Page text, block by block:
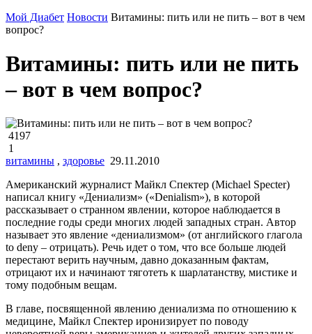
Мой Диабет Новости Витамины: пить или не пить – вот в чем
вопрос?
Витамины: пить или не пить
– вот в чем вопрос?
4197
1
витамины , здоровье 29.11.2010
Американский журналист Майкл Спектер (Michael Specter)
написал книгу «Дениализм» («Denialism»), в которой
рассказывает о странном явлении, которое наблюдается в
последние годы среди многих людей западных стран. Автор
называет это явление «дениализмом» (от английского глагола
to deny – отрицать). Речь идет о том, что все больше людей
перестают верить научным, давно доказанным фактам,
отрицают их и начинают тяготеть к шарлатанству, мистике и
тому подобным вещам.
В главе, посвященной явлению дениализма по отношению к
медицине, Майкл Спектер иронизирует по поводу